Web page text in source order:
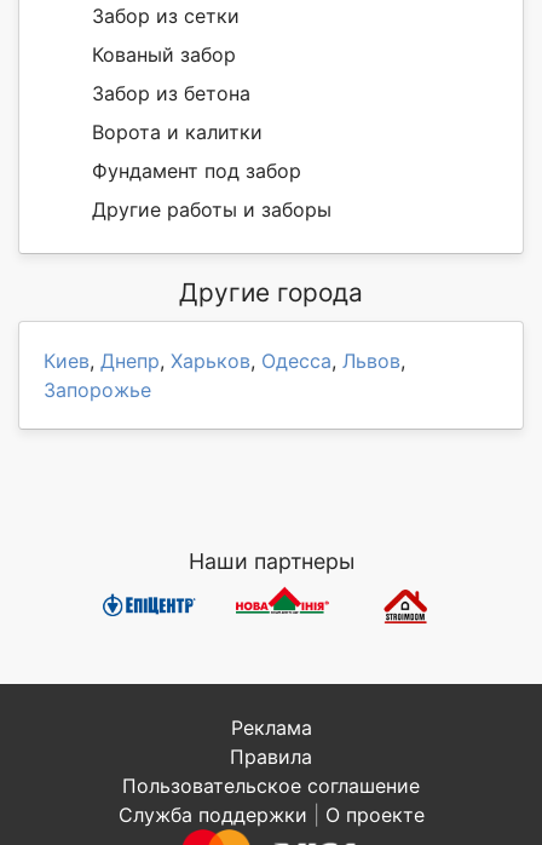
Забор из сетки
Кованый забор
Забор из бетона
Ворота и калитки
Фундамент под забор
Другие работы и заборы
Другие города
Киев, Днепр, Харьков, Одесса, Львов,
Запорожье
Наши партнеры
Реклама
Правила
Пользовательское соглашение
Служба поддержки
О проекте